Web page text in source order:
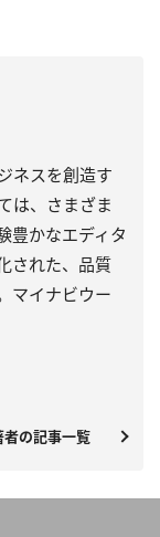
ネスを創造す
は、さまざま
豊かなエディタ
された、品質
マイナビウー
者の記事一覧